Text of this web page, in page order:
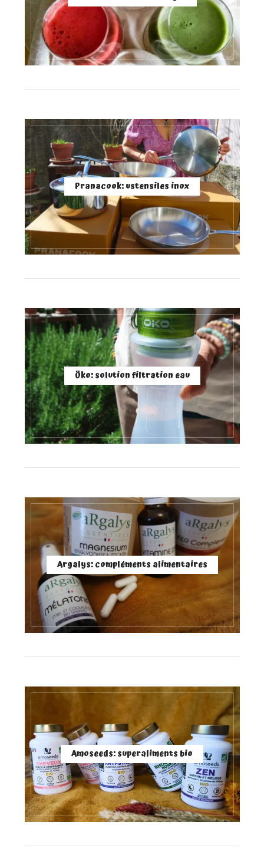
Pranacook: ustensiles inox
Öko: solution filtration eau
Argalys: compléments alimentaires
Amoseeds: superaliments bio